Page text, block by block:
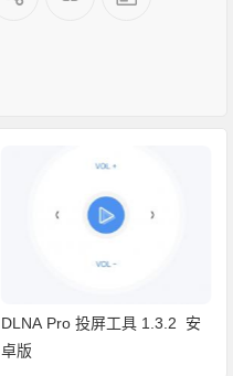
DLNA Pro 投屏工具 1.3.2 安
卓版